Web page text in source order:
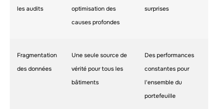
les audits
optimisation des
causes profondes
surprises
Fragmentation
des données
Une seule source de
vérité pour tous les
bâtiments
Des performances
constantes pour
l'ensemble du
portefeuille